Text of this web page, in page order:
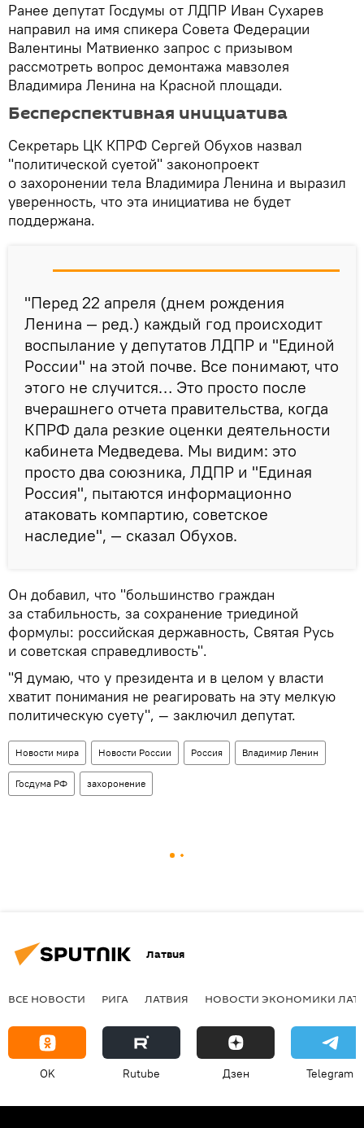
Ранее депутат Госдумы от ЛДПР Иван Сухарев
направил на имя спикера Совета Федерации
Валентины Матвиенко запрос с призывом
рассмотреть вопрос демонтажа мавзолея
Владимира Ленина на Красной площади.
Бесперспективная инициатива
Секретарь ЦК КПРФ Сергей Обухов назвал
"политической суетой" законопроект
о захоронении тела Владимира Ленина и выразил
уверенность, что эта инициатива не будет
поддержана.
"Перед 22 апреля (днем рождения
Ленина — ред.) каждый год происходит
воспылание у депутатов ЛДПР и "Единой
России" на этой почве. Все понимают, что
этого не случится… Это просто после
вчерашнего отчета правительства, когда
КПРФ дала резкие оценки деятельности
кабинета Медведева. Мы видим: это
просто два союзника, ЛДПР и "Единая
Россия", пытаются информационно
атаковать компартию, советское
наследие", — сказал Обухов.
Он добавил, что "большинство граждан
за стабильность, за сохранение триединой
формулы: российская державность, Святая Русь
и советская справедливость".
"Я думаю, что у президента и в целом у власти
хватит понимания не реагировать на эту мелкую
политическую суету", — заключил депутат.
Новости мира Новости России Россия Владимир Ленин
Госдума РФ захоронение
Латвия
ВСЕ НОВОСТИ РИГА ЛАТВИЯ НОВОСТИ ЭКОНОМИКИ
OK Rutube Дзен Telegram